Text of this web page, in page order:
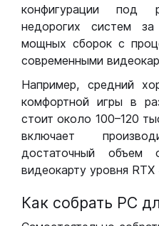
конфигурации под
недорогих систем
мощных сборок с
современными
Например, средний
комфортной игры в
стоит около 100–120
включает
достаточный объем
видеокарту уровня
Как собрать РС